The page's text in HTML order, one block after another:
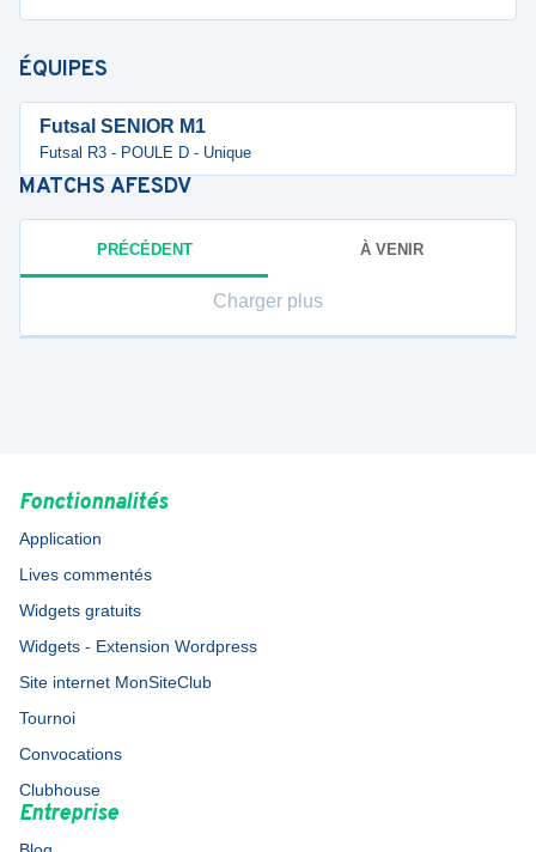
ÉQUIPES
Futsal SENIOR M1
Futsal R3 - POULE D - Unique
MATCHS AFESDV
PRÉCÉDENT À VENIR
Charger plus
Fonctionnalités
Application
Lives commentés
Widgets gratuits
Widgets - Extension Wordpress
Site internet MonSiteClub
Tournoi
Convocations
Clubhouse
Entreprise